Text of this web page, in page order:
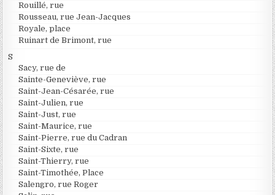
Rouillé, rue
Rousseau, rue Jean-Jacques
Royale, place
Ruinart de Brimont, rue
S
Sacy, rue de
Sainte-Geneviève, rue
Saint-Jean-Césarée, rue
Saint-Julien, rue
Saint-Just, rue
Saint-Maurice, rue
Saint-Pierre, rue du Cadran
Saint-Sixte, rue
Saint-Thierry, rue
Saint-Timothée, Place
Salengro, rue Roger